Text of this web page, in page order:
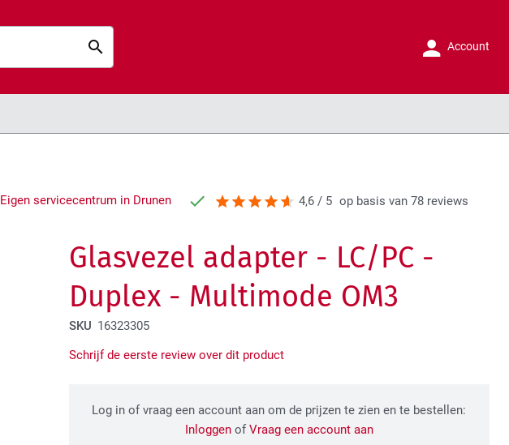
Account
Eigen servicecentrum in Drunen 4,6 / 5 op basis van 78 reviews
Glasvezel adapter - LC/PC -
Duplex - Multimode OM3
SKU 16323305
Schrijf de eerste review over dit product
Log in of vraag een account aan om de prijzen te zien en te bestellen:
Inloggen of Vraag een account aan